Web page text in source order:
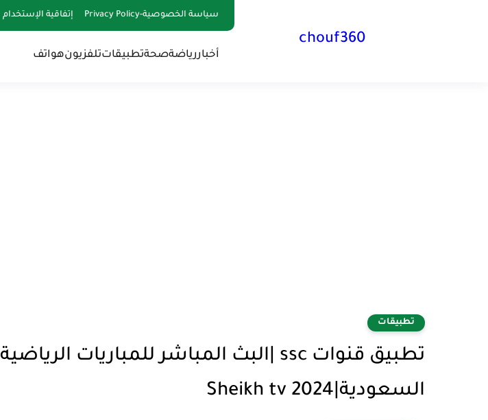
سياسة الخصوصية-Privacy Policy إتفاقية الإستخدام
chouf360
أخباررياضةصحةتطبيقاتتلفزيونهواتف
تطبيقات
تطبيق قنوات ssc |البث المباشر للمباريات الرياضية
السعودية|Sheikh tv 2024